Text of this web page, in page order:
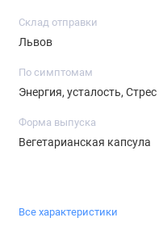
Склад отправки
Львов
По симптомам
Энергия, усталость, Стрес
Форма выпуска
Вегетарианская капсула
Все характеристики